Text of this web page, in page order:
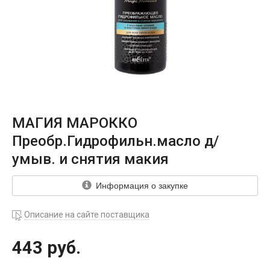
МАГИЯ МАРОККО
Преобр.Гидрофильн.масло д/
умыв. и снятия макия
Информация о закупке
Описание на сайте поставщика
443 руб.